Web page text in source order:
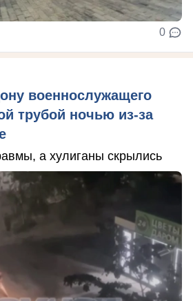
0
военнослужащего
трубой ночью из-за
а хулиганы скрылись